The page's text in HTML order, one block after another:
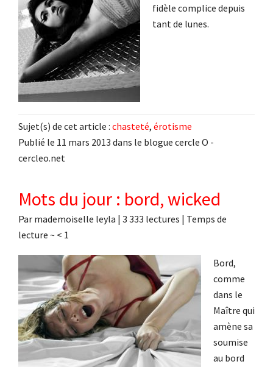
fidèle complice depuis
tant de lunes.
Sujet(s) de cet article : chasteté, érotisme
Publié le 11 mars 2013 dans le blogue cercle O -
cercleo.net
Mots du jour : bord, wicked
Par mademoiselle leyla | 3 333 lectures | Temps de
lecture ~ < 1
Bord,
comme
dans le
Maître qui
amène sa
soumise
au bord